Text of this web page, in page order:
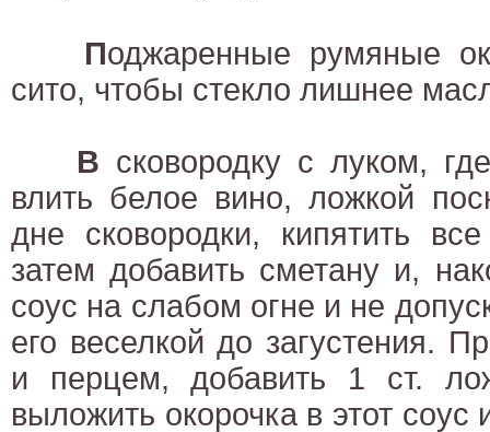
Поджаренные румяные
сито, чтобы стекло лишнее
В сковородку с луком,
влить белое вино, ложкой
дне сковородки, кипятить
затем добавить сметану и,
соус на слабом огне и не
его веселкой до загустения.
и перцем, добавить 1 ст.
выложить окорочка в этот соус